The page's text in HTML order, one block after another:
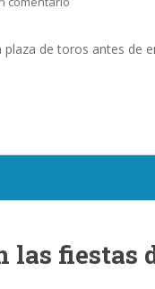
de toros antes de
las fiestas